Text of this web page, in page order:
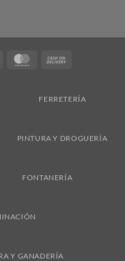
Stripe MasterCard
FERRETERÍA
PINTURA Y DROGUERÍA
FONTANERÍA
Y GANADERÍA